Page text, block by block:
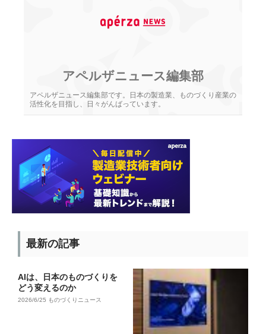
アペルザニュース編集部
アペルザニュース編集部です。日本の製造業、ものづくり産業の
活性化を目指し、日々がんばっています。
最新の記事
AIは、日本のものづくりを
どう変えるのか
2026/6/25 ものづくりニュース